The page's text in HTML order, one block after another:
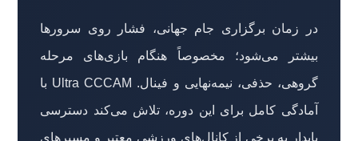
در زمان برگزاری جام جهانی، فشار روی سرورها
بیشتر می‌شود؛ مخصوصاً هنگام بازی‌های مرحله
گروهی، حذفی، نیمه‌نهایی و فینال. Ultra CCCAM با
آمادگی کامل برای این دوره، تلاش می‌کند دسترسی
پایدار به برخی از کانال‌های ورزشی معتبر و مسیرهای